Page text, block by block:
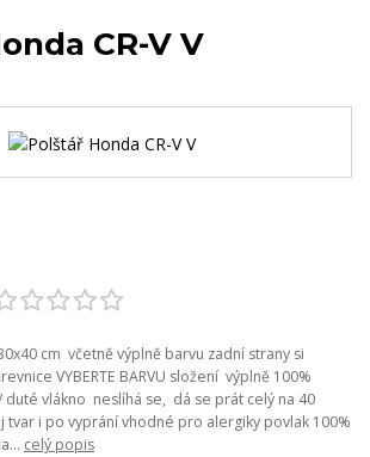
CR-V V
cm včetně výplně barvu zadní strany si
VYBERTE BARVU složení výplně 100%
duté vlákno neslíhá se, dá se prát celý na 40
tvar i po vyprání vhodné pro alergiky povlak 100%
celý popis